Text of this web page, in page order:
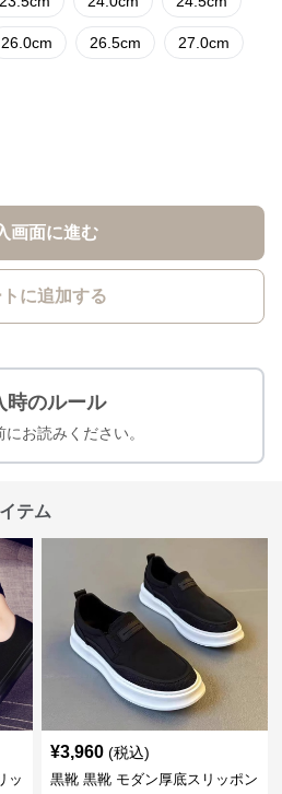
26.0cm 26.5cm 27.0cm
画面に進む
トに追加する
時のルール
お読みください。
テム
ッ
¥3,960 (税込)
黒靴 黒靴 モダン厚底スリッポン